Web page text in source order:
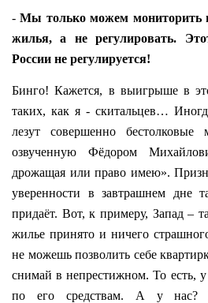
-Мы только можем мониторить
жилья, а не регулировать.
России не регулируется!
Бинго! Кажется, в выигрыше в
таких, как я - скитальцев…
лезут совершенно
озвученную Фёдором
дрожащая или право имею».
уверенности в завтрашнем дне
придаёт. Вот, к примеру, Запад –
жилье принято и ничего
не можешь позволить себе
снимай в непрестижном. То есть, у
по его средствам. А у нас?